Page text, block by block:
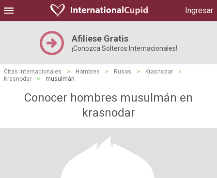
Ingresar
Afiliese Gratis
¡Conozca Solteros Internacionales!
Citas Internacionales > Hombres > Rusos > Krasnodar
>
Krasnodar
> musulmán
Conocer hombres musulmán en
krasnodar